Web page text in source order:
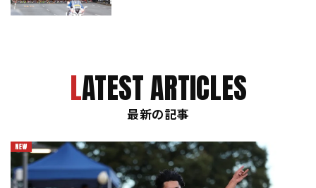
LATEST ARTICLES
最新の記事